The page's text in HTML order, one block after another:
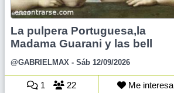
La pulpera Portuguesa,la
Madama Guarani y las bell
@GABRIELMAX - Sáb 12/09/2026
1 22 Me interesa